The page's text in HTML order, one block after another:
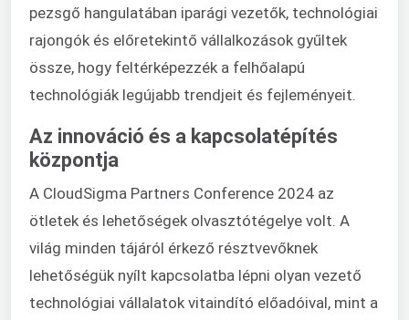
pezsgő hangulatában iparági vezetők, technológiai
rajongók és előretekintő vállalkozások gyűltek
össze, hogy feltérképezzék a felhőalapú
technológiák legújabb trendjeit és fejleményeit.
Az innováció és a kapcsolatépítés
központja
A CloudSigma Partners Conference 2024 az
ötletek és lehetőségek olvasztótégelye volt. A
világ minden tájáról érkező résztvevőknek
lehetőségük nyílt kapcsolatba lépni olyan vezető
technológiai vállalatok vitaindító előadóival, mint a